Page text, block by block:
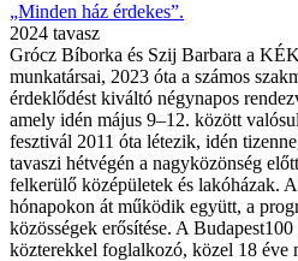
„Minden ház érdekes”.
2024 tavasz
Grócz Bíborka és Szij Barbara a
munkatársai, 2023 óta a számos
érdeklődést kiváltó négynapos
amely idén május 9–12. között
fesztivál 2011 óta létezik, idén
tavaszi hétvégén a nagyközönség
felkerülő középületek és lakóházak.
hónapokon át működik együtt, a
közösségek erősítése. A
közterekkel foglalkozó, közel 18